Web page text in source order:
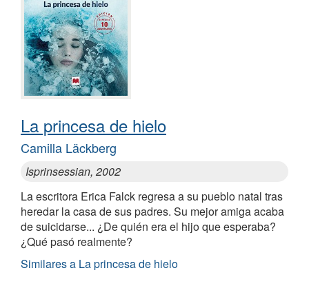
La princesa de hielo
Camilla Läckberg
Isprinsessian, 2002
La escritora Erica Falck regresa a su pueblo natal tras
heredar la casa de sus padres. Su mejor amiga acaba
de suicidarse... ¿De quién era el hijo que esperaba?
¿Qué pasó realmente?
Similares a La princesa de hielo